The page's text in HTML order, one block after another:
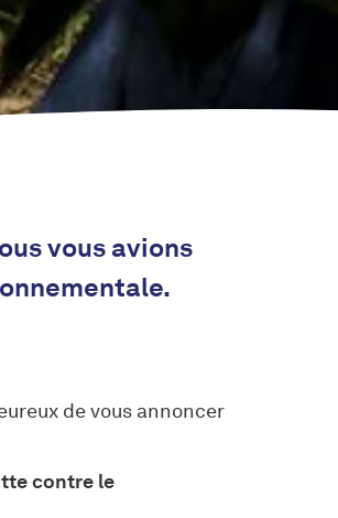
vous avions
de vous annoncer
contre le